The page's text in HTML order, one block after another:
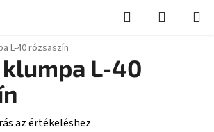
Keresés KOSÁR
L-40 rózsaszín
L-40
az értékeléshez